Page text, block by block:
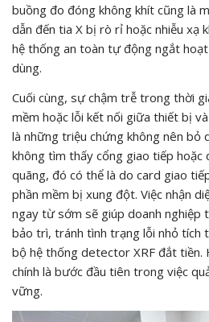
buồng đo đóng không khít cũng là
dẫn đến tia X bị rò rỉ hoặc nhiễu xạ
hệ thống an toàn tự động ngắt
dùng.
Cuối cùng, sự chậm trễ trong thời
mềm hoặc lỗi kết nối giữa thiết bị
là những triệu chứng không nên bỏ
không tìm thấy cổng giao tiếp
quãng, đó có thể là do card giao
phần mềm bị xung đột. Việc nhận
ngay từ sớm sẽ giúp doanh nghiệp
bảo trì, tránh tình trạng lỗi nhỏ tích
bộ hệ thống detector XRF đắt tiền.
chính là bước đầu tiên trong việc
vững.